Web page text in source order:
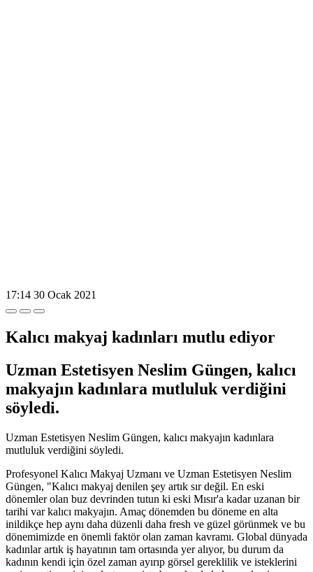
17:14 30 Ocak 2021
Kalıcı makyaj kadınları mutlu ediyor
Uzman Estetisyen Neslim Güngen, kalıcı
makyajın kadınlara mutluluk verdiğini
söyledi.
Uzman Estetisyen Neslim Güngen, kalıcı makyajın kadınlara
mutluluk verdiğini söyledi.
Profesyonel Kalıcı Makyaj Uzmanı ve Uzman Estetisyen Neslim
Güngen, "Kalıcı makyaj denilen şey artık sır değil. En eski
dönemler olan buz devrinden tutun ki eski Mısır'a kadar uzanan bir
tarihi var kalıcı makyajın. Amaç dönemden bu döneme en alta
inildikçe hep aynı daha düzenli daha fresh ve güzel görünmek ve bu
dönemimizde en önemli faktör olan zaman kavramı. Global dünyada
kadınlar artık iş hayatının tam ortasında yer alıyor, bu durum da
kadının kendi için özel zaman ayırıp görsel gereklilik ve isteklerini